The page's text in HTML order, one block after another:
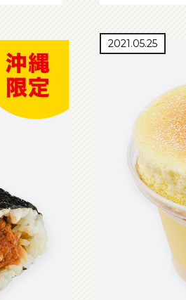
2021.05.25